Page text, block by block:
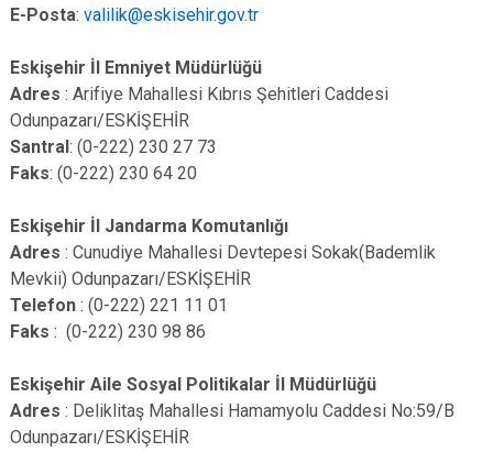
E-Posta: valilik@eskisehir.gov.tr
Eskişehir İl Emniyet Müdürlüğü
Adres : Arifiye Mahallesi Kıbrıs Şehitleri Caddesi
Odunpazarı/ESKİŞEHİR
Santral: (0-222) 230 27 73
Faks: (0-222) 230 64 20
Eskişehir İl Jandarma Komutanlığı
Adres : Cunudiye Mahallesi Devtepesi Sokak(Bademlik
Mevkii) Odunpazarı/ESKİŞEHİR
Telefon : (0-222) 221 11 01
Faks : (0-222) 230 98 86
Eskişehir Aile Sosyal Politikalar İl Müdürlüğü
Adres : Deliklitaş Mahallesi Hamamyolu Caddesi No:59/B
Odunpazarı/ESKİŞEHİR